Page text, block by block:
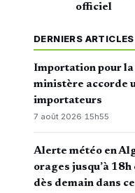
officiel
DERNIERS ARTICLES
Importation pour la
ministère accorde
importateurs
7 août 2026·15h55
Alerte météo en
orages jusqu’à
dès demain dans